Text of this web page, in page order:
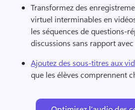
Transformez des
virtuel interminables en
les séquences de questions-
discussions sans rapport
Ajoutez des sous-titres aux
que les élèves comprennent